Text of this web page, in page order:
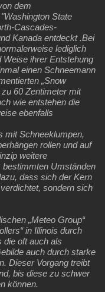
dem
State
Cascades-
Kanada entdeckt .Bei
lediglich
ihrer Entstehung
einen Schneemann
„Snow
60 Zentimeter mit
wie entstehen die
ebenfalls
mit Schneeklumpen,
rollen und auf
weitere
bestimmten Umständen
dass sich der Kern
sondern sich
„Meteo Group“
in Illinois durch
die oft auch als
auch durch starke
Dieser Vorgang treibt
bis diese zu schwer
können.